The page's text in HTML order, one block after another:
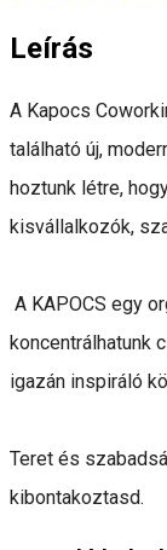
Leírás
A Kapocs
található új,
hoztunk létre,
kisvállalkozók,
A KAPOCS egy
koncentrálhatunk
igazán inspiráló
Teret és
kibontakoztasd.